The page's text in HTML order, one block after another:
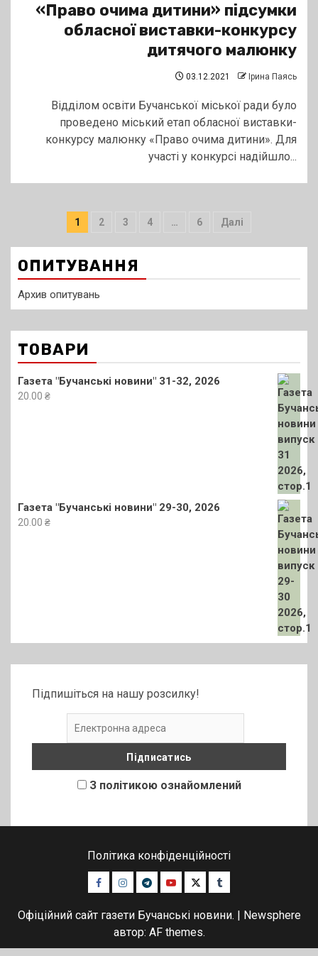
«Право очима дитини» підсумки
обласної виставки-конкурсу
дитячого малюнку
03.12.2021 Ірина Паясь
Відділом освіти Бучанської міської ради було
проведено міський етап обласної виставки-
конкурсу малюнку «Право очима дитини». Для
участі у конкурсі надійшло...
Пагінація
записів
1 2 3 4 … 6 Далі
ОПИТУВАННЯ
Архив опитувань
ТОВАРИ
Газета "Бучанські новини" 31-32, 2026
20.00 ₴
Газета "Бучанські новини" 29-30, 2026
20.00 ₴
Підпишіться на нашу розсилку!
З політикою ознайомлений
Політика конфіденційності
Facebook
Instagram
TelegramYoutubeTwitterTumblr
Офіційний сайт газети Бучанські новини.
Newsphere
автор: AF themes.